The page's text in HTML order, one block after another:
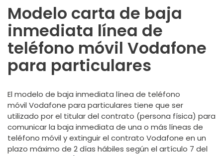
Modelo carta de baja
inmediata línea de
teléfono móvil Vodafone
para particulares
El modelo de baja inmediata línea de teléfono
móvil Vodafone para particulares tiene que ser
utilizado por el titular del contrato (persona física) para
comunicar la baja inmediata de una o más líneas de
teléfono móvil y extinguir el contrato Vodafone en un
plazo máximo de 2 días hábiles según el artículo 7 del